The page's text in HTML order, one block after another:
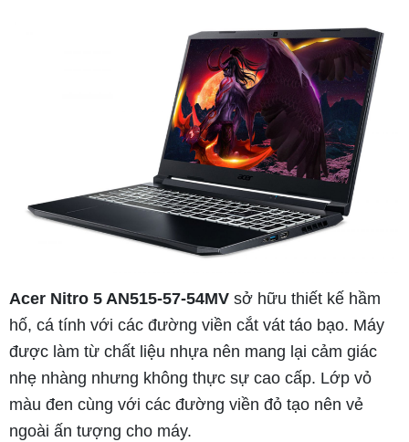
Acer Nitro 5 AN515-57-54MV sở hữu thiết kế hầm
hố, cá tính với các đường viền cắt vát táo bạo. Máy
được làm từ chất liệu nhựa nên mang lại cảm giác
nhẹ nhàng nhưng không thực sự cao cấp. Lớp vỏ
màu đen cùng với các đường viền đỏ tạo nên vẻ
ngoài ấn tượng cho máy.